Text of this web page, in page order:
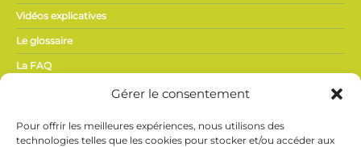
Gérer le consentement
Pour offrir les meilleures expériences, nous utilisons des
technologies telles que les cookies pour stocker et/ou accéder aux
Vidéos explicatives
Le glossaire
La FAQ
ACTUALITÉS,
PRESSE